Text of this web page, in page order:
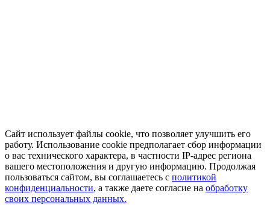
Сайт использует файлы cookie, что позволяет улучшить его
работу. Использование cookie предполагает сбор информации
о вас технического характера, в частности IP-адрес региона
вашего местоположения и другую информацию. Продолжая
пользоваться сайтом, вы соглашаетесь с политикой
конфиденциальности, а также даете согласие на обработку
своих персональных данных.